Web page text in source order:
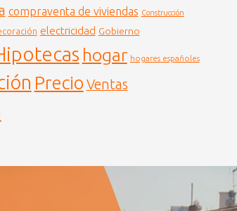
compraventa de viviendas Construcción
electricidad Gobierno
hogar hogares españoles
Precio Ventas